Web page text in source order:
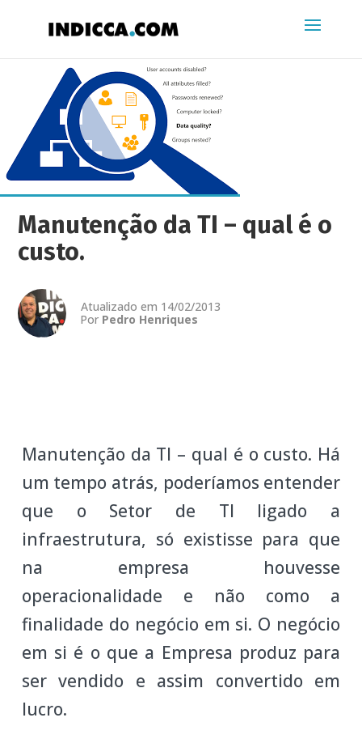
Manutenção da TI – qual é o
custo.
Atualizado em 14/02/2013
Por Pedro Henriques
Manutenção da TI – qual é o custo. Há
um tempo atrás, poderíamos entender
que o Setor de TI ligado a
infraestrutura, só existisse para que
na empresa houvesse
operacionalidade e não como a
finalidade do negócio em si. O negócio
em si é o que a Empresa produz para
ser vendido e assim convertido em
lucro.